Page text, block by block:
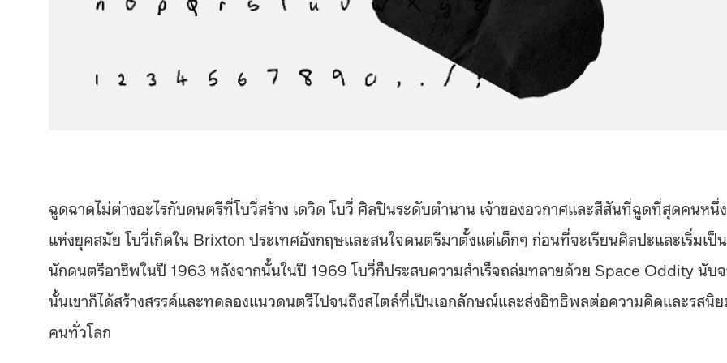
ฉูดฉาดไม่ต่างอะไรกับดนตรีที่โบวี่สร้าง เดวิด โบวี่ ศิลปินระดับตำนาน เจ้าของอวกาศและสีสันที่ฉูดที่สุดคนหนึ่ง
แห่งยุคสมัย โบวี่เกิดใน Brixton ประเทศอังกฤษและสนใจดนตรีมาตั้งแต่เด็กๆ ก่อนที่จะเรียนศิลปะและเริ่มเป็น
นักดนตรีอาชีพในปี 1963 หลังจากนั้นในปี 1969 โบวี่ก็ประสบความสำเร็จถล่มทลายด้วย Space Oddity นับ
นั้นเขาก็ได้สร้างสรรค์และทดลองแนวดนตรีไปจนถึงสไตล์ที่เป็นเอกลักษณ์และส่งอิทธิพลต่อความคิดและรสนิ
คนทั่วโลก